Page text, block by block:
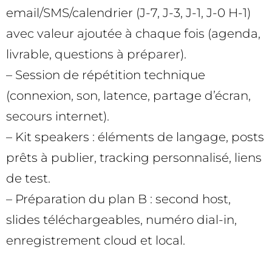
email/SMS/calendrier (J-7, J-3, J-1, J-0 H-1)
avec valeur ajoutée à chaque fois (agenda,
livrable, questions à préparer).
– Session de répétition technique
(connexion, son, latence, partage d’écran,
secours internet).
– Kit speakers : éléments de langage, posts
prêts à publier, tracking personnalisé, liens
de test.
– Préparation du plan B : second host,
slides téléchargeables, numéro dial-in,
enregistrement cloud et local.